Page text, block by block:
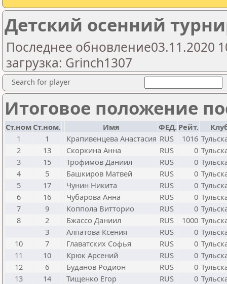
Детский осенний
Последнее обновление03.11.2020
загрузка: Grinch1307
Search for player
Итоговое положение
Ст.ном Ст.ном. Имя ФЕД. Рейт.
1
1 Крапивенцева Анастасия RUS 1016
2
13 Скоркина Анна RUS 0
3
15 Трофимов Даниил RUS 0
4
5 Башкиров Матвей RUS 0
5
17 Чунин Никита RUS 0
6
16 Чубарова Анна RUS 0
7
9 Коппола Витторио RUS 0
8
2 Бжассо Даниил RUS 1000
3
Алпатова Ксения RUS 0
10
7 Главатских Софья RUS 0
11
10 Крюк Арсений RUS 0
12
6 Буданов Родион RUS 0
13
14 Тищенко Егор RUS 0